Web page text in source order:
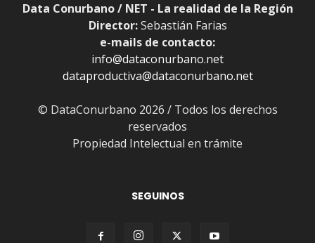
Data Conurbano / NET - La realidad de la Región
Director:Sebastián Farias
e-mails de contacto:
info@dataconurbano.net
dataproductiva@dataconurbano.net
© DataConurbano 2026 / Todos los derechos
reservados
Propiedad Intelectual en trámite
SEGUINOS